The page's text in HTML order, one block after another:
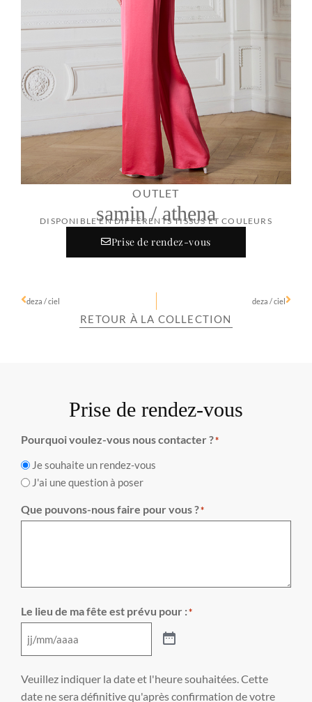
OUTLET
samin / athena
DISPONIBLE EN DIFFÉRENTS TISSUS ET COULEURS
Prise de rendez-vous
deza / ciel deza / ciel
RETOUR À LA COLLECTION
Prise de rendez-vous
Pourquoi voulez-vous nous contacter ?*
Je souhaite un rendez-vous
J'ai une question à poser
Que pouvons-nous faire pour vous ?*
Le lieu de ma fête est prévu pour :*
Veuillez indiquer la date et l'heure souhaitées. Cette
date ne sera définitive qu'après confirmation de votre